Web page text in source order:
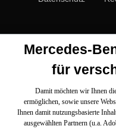
Mercedes-
für
Damit möchten wir Ihnen
ermöglichen, sowie unsere
Ihnen damit nutzungsbasierte
ausgewählten Partnern (u.a.